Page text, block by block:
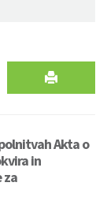
Akta o
in
za